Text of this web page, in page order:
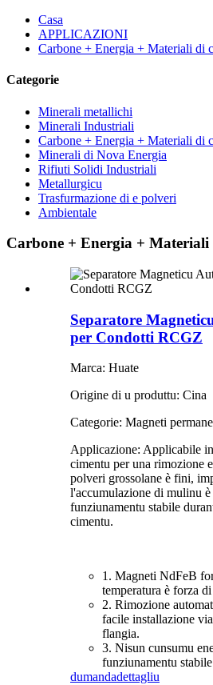
Casa
APPLICAZIONI
Carbone + Energia + Materiali di
Categorie
Minerali metallichi
Minerali Industriali
Carbone + Energia + Materiali di
Minerali di Nova Energia
Rifiuti Solidi Industriali
Metallurgicu
Trasfurmazione di e polveri
Ambientale
Carbone + Energia + Materiali
Separatore
per Condotti RCGZ
Marca: Huate
Origine di u produttu: Cina
Categorie: Magneti
Applicazione: Applicabile
cimentu per una rimozione
polveri grossolane è fini,
l'accumulazione di mulinu è
funziunamentu stabile
cimentu.
1. Magneti NdFeB
temperatura è forza
2. Rimozione
facile installazione
flangia.
3. Nisun cunsumu
funziunamentu
dumandadettagliu